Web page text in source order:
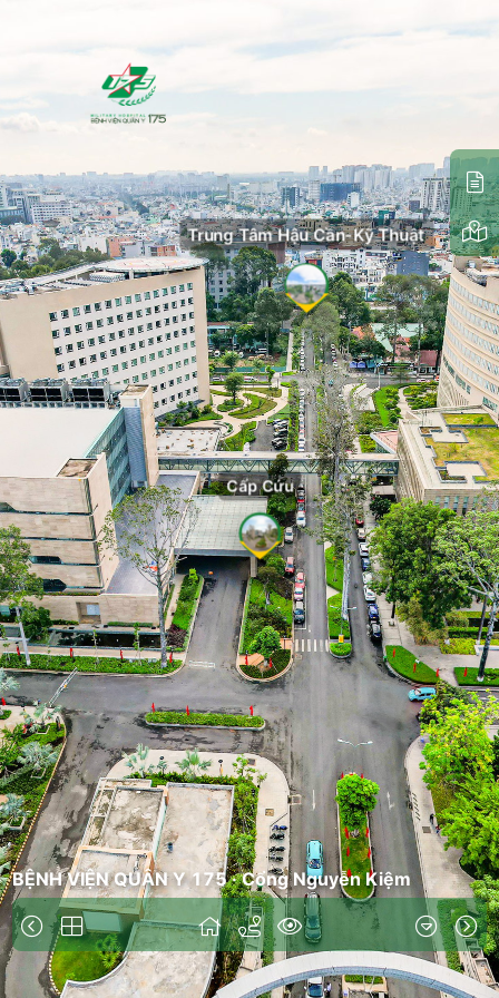
Trung Tâm Hậu Cần-Kỹ Thuật
Cấp Cứu
BỆNH VIỆN QUÂN Y 175·Cổng Nguyễn Kiệm
Tổng quan